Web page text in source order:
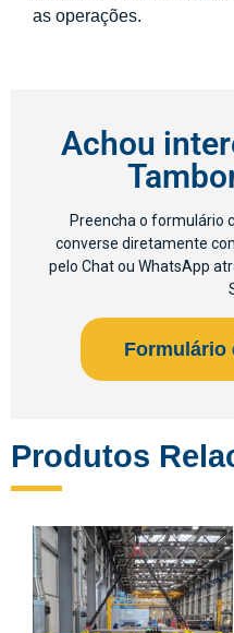
as operações.
Achou
Preencha o formulário
converse diretamente
pelo Chat ou WhatsApp
Formulário
Produtos